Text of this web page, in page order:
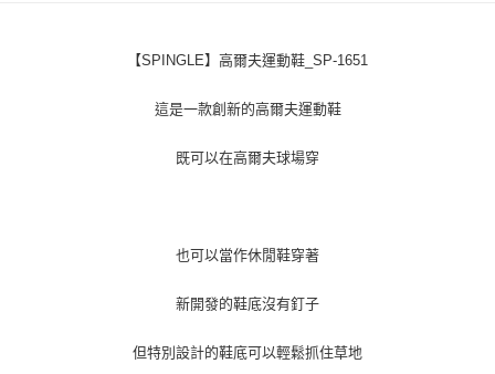
【SPINGLE】高爾夫運動鞋_SP-1651
這是一款創新的高爾夫運動鞋
既可以在高爾夫球場穿
也可以當作休閒鞋穿著
新開發的鞋底沒有釘子
但特別設計的鞋底可以輕鬆抓住草地